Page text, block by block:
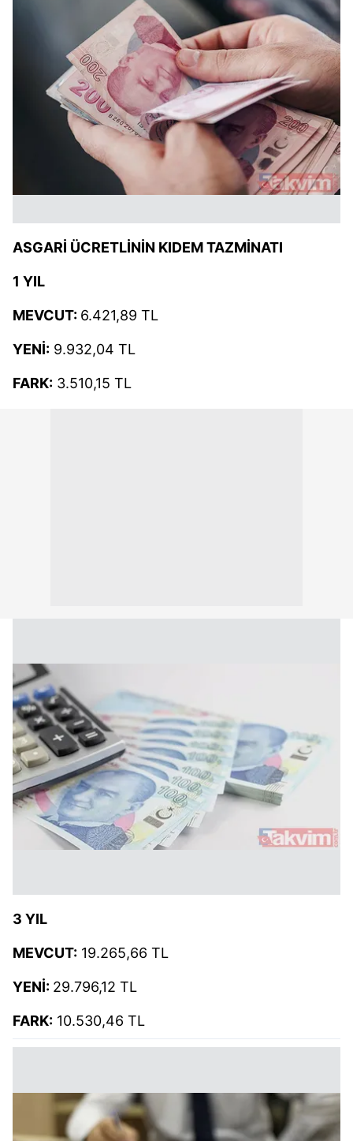
ASGARİ ÜCRETLİNİN KIDEM TAZMİNATI
1 YIL
MEVCUT: 6.421,89 TL
YENİ: 9.932,04 TL
FARK: 3.510,15 TL
3 YIL
MEVCUT: 19.265,66 TL
YENİ: 29.796,12 TL
FARK: 10.530,46 TL